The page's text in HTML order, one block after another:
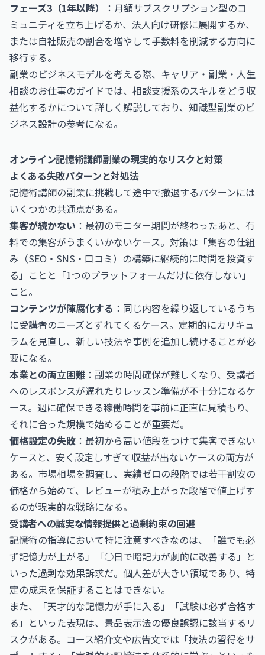
フェーズ3（1年以降）
：月額サブスクリプション型のコ
ミュニティを立ち上げるか、法人向け研修に展開するか、
または自社販売の割合を増やして手数料を削減する方向に
移行する。
副業のビジネスモデルを考える際、 キャリア・副業・人生
相談のお仕事のガイドでは、相談支援系のスキルをどう収
益化するかについて詳しく解説しており、知識型副業のビ
ジネス設計の参考になる。
オンライン記憶術講師副業の現実的なリスクと対策
よくある失敗パターンと対処法
記憶術講師の副業に挑戦して途中で撤退するパターンには
いくつかの共通点がある。
集客が続かない ：最初のモニター期間が終わったあと、有
料での集客がうまくいかないケース。対策は「集客の仕組
み（SEO・SNS・口コミ）の構築に継続的に時間を投資す
る」ことと「1つのプラットフォームだけに依存しない」
こと。
コンテンツが陳腐化する ：同じ内容を繰り返しているうち
に受講者のニーズとずれてくるケース。定期的にカリキュ
ラムを見直し、新しい技法や事例を追加し続けることが必
要になる。
本業との両立困難 ：副業の時間確保が難しくなり、受講者
へのレスポンスが遅れたりレッスン準備が不十分になるケ
ース。週に確保できる稼働時間を事前に正直に見積もり、
それに合った規模で始めることが重要だ。
価格設定の失敗 ：最初から高い値段をつけて集客できない
ケースと、安く設定しすぎて収益が出ないケースの両方が
ある。市場相場を調査し、実績ゼロの段階では若干割安の
価格から始めて、レビューが積み上がった段階で値上げす
るのが現実的な戦略になる。
受講者への誠実な情報提供と過剰約束の回避
記憶術の指導において特に注意すべきなのは、「誰でも必
ず記憶力が上がる」「○日で暗記力が劇的に改善する」と
いった過剰な効果訴求だ。個人差が大きい領域であり、特
定の成果を保証することはできない。
また、「天才的な記憶力が手に入る」「試験は必ず合格す
る」といった表現は、景品表示法の優良誤認に該当するリ
スクがある。コース紹介文や広告文では「技法の習得をサ